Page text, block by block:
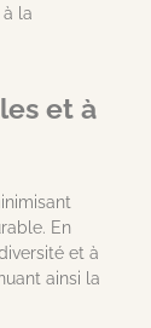
la
et à
En
et à
ainsi la